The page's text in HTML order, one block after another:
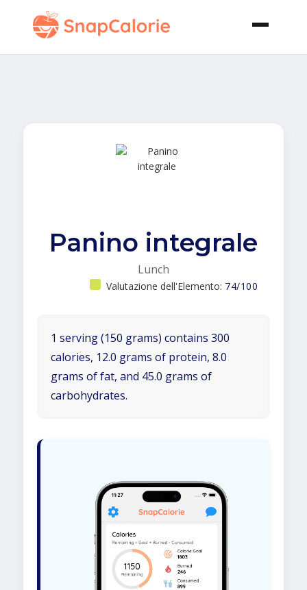
Panino integrale
Lunch
Valutazione dell'Elemento: 74/100
1 serving (150 grams) contains 300
calories, 12.0 grams of protein, 8.0
grams of fat, and 45.0 grams of
carbohydrates.